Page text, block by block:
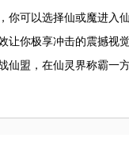
你可以选择仙或魔进入
让你极享冲击的震撼视
仙盟，在仙灵界称霸一